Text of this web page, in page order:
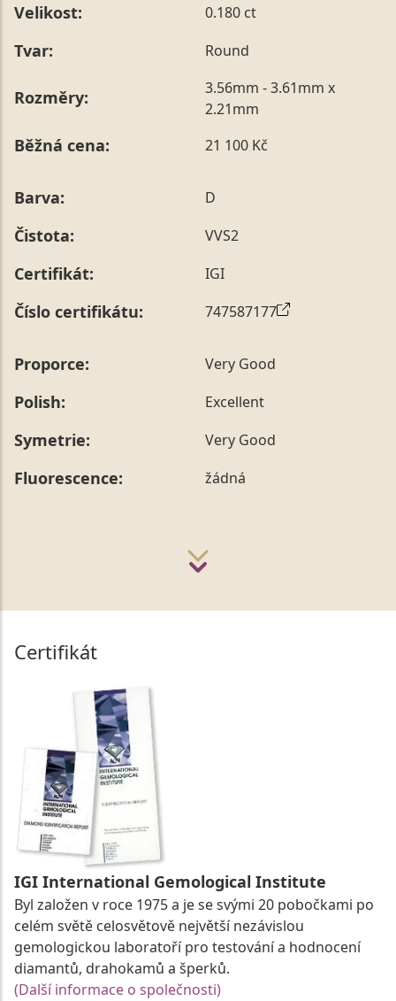
Velikost: 0.180 ct
Tvar: Round
Rozměry:
3.56mm - 3.61mm x
2.21mm
Běžná cena: 21 100 Kč
Barva: D
Čistota: VVS2
Certifikát: IGI
Číslo certifikátu: 747587177
Proporce: Very Good
Polish: Excellent
Symetrie: Very Good
Fluorescence: žádná
Certifikát
IGI International Gemological Institute
Byl založen v roce 1975 a je se svými 20 pobočkami po
celém světě celosvětově největší nezávislou
gemologickou laboratoří pro testování a hodnocení
diamantů, drahokamů a šperků.
(Další informace o společnosti)